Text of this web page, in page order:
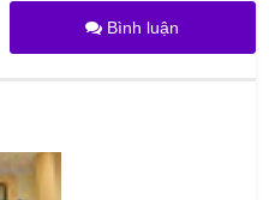
Bình luận